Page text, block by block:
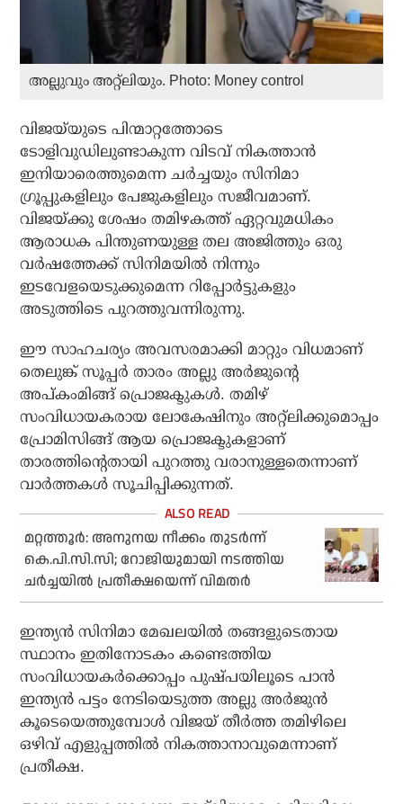
അല്ലുവും അറ്റ്‌ലിയും. Photo: Money control
വിജയ്‌യുടെ പിന്മാറ്റത്തോടെ
ടോളിവുഡിലുണ്ടാകുന്ന വിടവ് നികത്താന്‍
ഇനിയാരെത്തുമെന്ന ചര്‍ച്ചയും സിനിമാ
ഗ്രൂപ്പുകളിലും പേജുകളിലും സജീവമാണ്.
വിജയ്ക്കു ശേഷം തമിഴകത്ത് ഏറ്റവുമധികം
ആരാധക പിന്തുണയുള്ള തല അജിത്തും ഒരു
വര്‍ഷത്തേക്ക് സിനിമയില്‍ നിന്നും
ഇടവേളയെടുക്കുമെന്ന റിപ്പോര്‍ട്ടുകളും
അടുത്തിടെ പുറത്തുവന്നിരുന്നു.
ഈ സാഹചര്യം അവസരമാക്കി മാറ്റും വിധമാണ്
തെലുങ്ക് സൂപ്പര്‍ താരം അല്ലു അര്‍ജുന്റെ
അപ്കംമിങ്ങ് പ്രൊജക്ടുകള്‍. തമിഴ്
സംവിധായകരായ ലോകേഷിനും അറ്റ്‌ലിക്കുമൊപ്പം
പ്രോമിസിങ്ങ് ആയ പ്രൊജക്ടുകളാണ്
താരത്തിന്റെതായി പുറത്തു വരാനുള്ളതെന്നാണ്
വാര്‍ത്തകള്‍ സൂചിപ്പിക്കുന്നത്.
മറ്റത്തൂര്‍: അനുനയ നീക്കം തുടര്‍ന്ന്
കെ.പി.സി.സി; റോജിയുമായി നടത്തിയ
ചര്‍ച്ചയില്‍ പ്രതീക്ഷയെന്ന് വിമതര്‍
ഇന്ത്യന്‍ സിനിമാ മേഖലയില്‍ തങ്ങളുടെതായ
സ്ഥാനം ഇതിനോടകം കണ്ടെത്തിയ
സംവിധായകര്‍ക്കൊപ്പം പുഷ്പയിലൂടെ പാന്‍
ഇന്ത്യന്‍ പട്ടം നേടിയെടുത്ത അല്ലു അര്‍ജുന്‍
കൂടെയെത്തുമ്പോള്‍ വിജയ് തീര്‍ത്ത തമിഴിലെ
ഒഴിവ് എളുപ്പത്തില്‍ നികത്താനാവുമെന്നാണ്
പ്രതീക്ഷ.